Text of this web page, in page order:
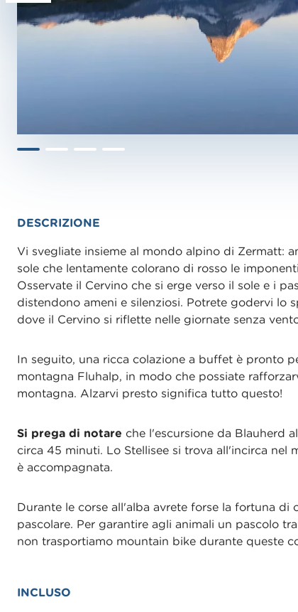
DESCRIZIONE
Vi svegliate insieme al mondo alpino di Zermatt:
sole che lentamente colorano di rosso le
Osservate il Cervino che si erge verso il sole e i
distendono ameni e silenziosi. Potrete godervi lo
dove il Cervino si riflette nelle giornate senza
In seguito, una ricca colazione a buffet è pronto
montagna Fluhalp, in modo che possiate
montagna. Alzarvi presto significa tutto questo!
Si prega di notare che l'escursione da Blauherd
circa 45 minuti. Lo Stellisee si trova all'incirca nel
è accompagnata.
Durante le corse all'alba avrete forse la fortuna di
pascolare. Per garantire agli animali un pascolo
non trasportiamo mountain bike durante queste
INCLUSO